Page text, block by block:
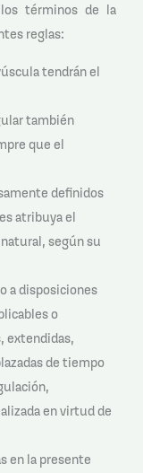
términos de la
reglas:
tendrán el
también
que el
definidos
atribuya el
según su
a disposiciones
o
extendidas,
de tiempo
en virtud de
en la presente